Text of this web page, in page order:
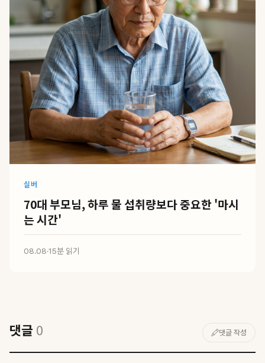
실버
70대 부모님, 하루 물 섭취량보다 중요한 '마시
는 시간'
08.08·15분 읽기
댓글 0 댓글 작성